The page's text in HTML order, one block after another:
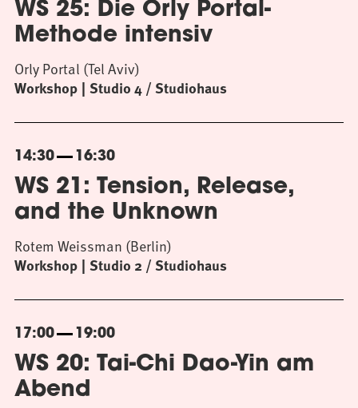
WS 25: Die Orly Portal-
Methode intensiv
Workshop Studio 4 / Studiohaus
Orly Portal (Tel Aviv)
14:30 16:30
WS 21: Tension, Release,
and the Unknown
Workshop Studio 2 / Studiohaus
Rotem Weissman (Berlin)
17:00 19:00
WS 20: Tai-Chi Dao-Yin am
Abend